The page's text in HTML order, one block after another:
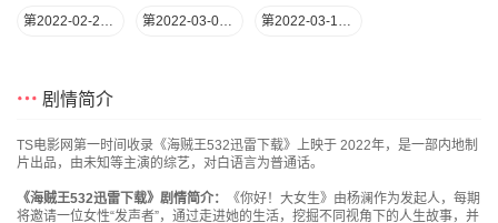
第2022-02-24期 第2022-03-03期 第2022-03-10期
剧情简介
TS电影网第一时间收录《海贼王532迅雷下载》上映于 2022年，是一部内地制
片出品，由未知等主演的综艺，对白语言为普通话。
《海贼王532迅雷下载》剧情简介：
《你好！大女生》由杨澜作为发起人，每期
将邀请一位女性“发声者”，通过走进她的生活，挖掘不同视角下的人生故事，并